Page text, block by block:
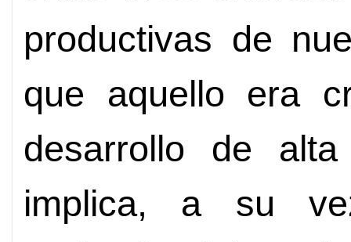
productivas de
que aquello era
desarrollo de
implica, a su